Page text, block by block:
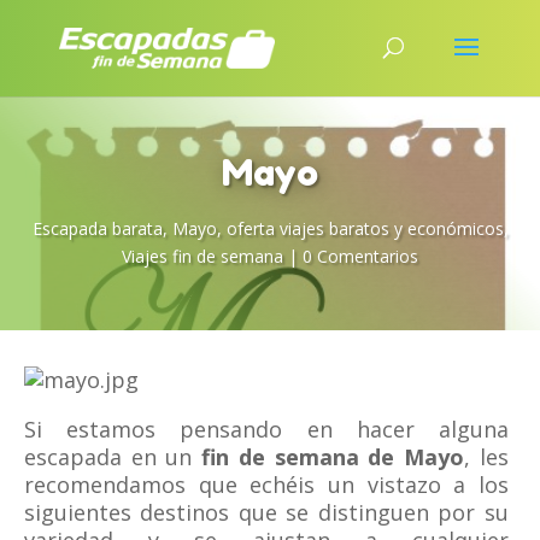
Mayo
Escapada barata, Mayo, oferta viajes baratos y económicos,
Viajes fin de semana| 0 Comentarios
Si estamos pensando en hacer alguna
escapada en unfin de semana de Mayo, les
recomendamos que echéis un vistazo a los
siguientes destinos que se distinguen por su